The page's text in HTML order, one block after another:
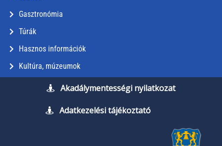
Gasztronómia
Túrák
Hasznos információk
Kultúra, múzeumok
Akadálymentességi nyilatkozat
Adatkezelési tájékoztató